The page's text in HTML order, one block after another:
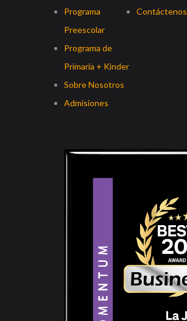
Programa
Preescolar
Programa de
Primaria + Kinder
Sobre Nosotros
Admisiones
Contáctenos